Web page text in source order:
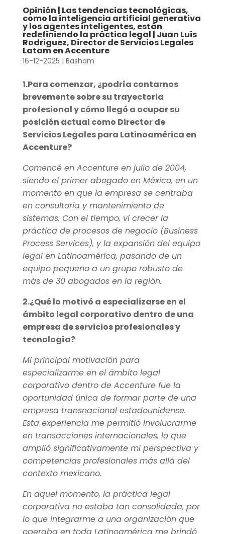
Opinión | Las tendencias tecnológicas,
como la inteligencia artificial generativa
y los agentes inteligentes, están
redefiniendo la práctica legal | Juan Luis
Rodriguez, Director de Servicios Legales
Latam en Accenture
16-12-2025 | Basham
1.Para comenzar, ¿podría contarnos
brevemente sobre su trayectoria
profesional y cómo llegó a ocupar su
posición actual como Director de
Servicios Legales para Latinoamérica en
Accenture?
Comencé en Accenture en julio de 2004,
siendo el primer abogado en México, en un
momento en que la empresa se centraba
en consultoría y mantenimiento de
sistemas. Con el tiempo, vi crecer la
práctica de procesos de negocio (Business
Process Services), y la expansión del equipo
legal en Latinoamérica, pasando de un
equipo pequeño a un grupo robusto de
más de 30 abogados en la región.
2.¿Qué lo motivó a especializarse en el
ámbito legal corporativo dentro de una
empresa de servicios profesionales y
tecnología?
Mi principal motivación para
especializarme en el ámbito legal
corporativo dentro de Accenture fue la
oportunidad única de formar parte de una
empresa transnacional estadounidense.
Esta experiencia me permitió involucrarme
en transacciones internacionales, lo que
amplió significativamente mi perspectiva y
competencias profesionales más allá del
contexto mexicano.
En aquel momento, la práctica legal
corporativa no estaba tan consolidada, por
lo que integrarme a una organización que